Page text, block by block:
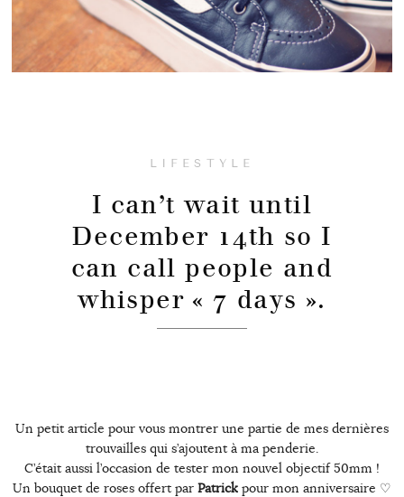
LIFESTYLE
I can’t wait until
December 14th so I
can call people and
whisper « 7 days ».
Un petit article pour vous montrer une partie de mes dernières
trouvailles qui s’ajoutent à ma penderie.
C’était aussi l’occasion de tester mon nouvel objectif 50mm !
Un bouquet de roses offert par Patrick pour mon anniversaire ♡